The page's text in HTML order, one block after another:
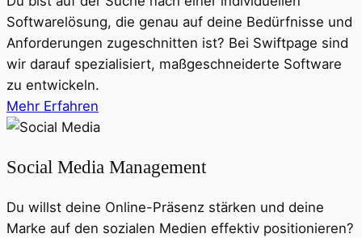
Softwarelösung, die genau auf deine Bedürfnisse und
Anforderungen zugeschnitten ist? Bei Swiftpage sind
wir darauf spezialisiert, maßgeschneiderte Software
zu entwickeln.
Mehr Erfahren
Social Media Management
Du willst deine Online-Präsenz stärken und deine
Marke auf den sozialen Medien effektiv positionieren?